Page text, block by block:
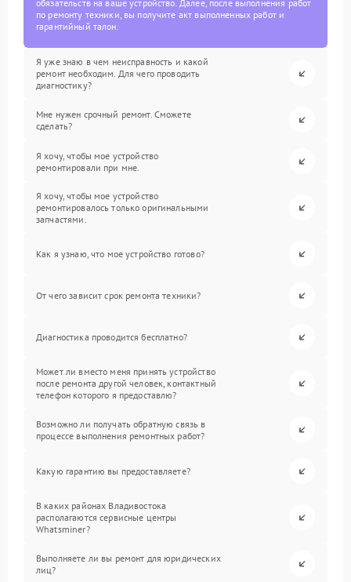
обязательств на ваше устройство. Далее, после выполнения работ
по ремонту техники, вы получите акт выполненных работ и
гарантийный талон.
Я уже знаю в чем неисправность и какой
ремонт необходим. Для чего проводить
диагностику?
Мне нужен срочный ремонт. Сможете
сделать?
Я хочу, чтобы мое устройство
ремонтировали при мне.
Я хочу, чтобы мое устройство
ремонтировалось только оригинальными
запчастями.
Как я узнаю, что мое устройство готово?
От чего зависит срок ремонта техники?
Диагностика проводится бесплатно?
Может ли вместо меня принять устройство
после ремонта другой человек, контактный
телефон которого я предоставлю?
Возможно ли получать обратную связь в
процессе выполнения ремонтных работ?
Какую гарантию вы предоставляете?
В каких районах Владивостока
располагаются сервисные центры
Whatsminer?
Выполняете ли вы ремонт для юридических
лиц?